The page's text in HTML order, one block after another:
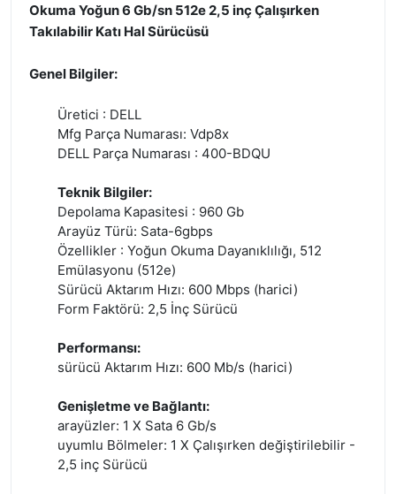
Okuma Yoğun 6 Gb/sn 512e 2,5 inç Çalışırken
Takılabilir Katı Hal Sürücüsü
Genel Bilgiler:
Üretici : DELL
Mfg Parça Numarası: Vdp8x
DELL Parça Numarası : 400-BDQU
Teknik Bilgiler:
Depolama Kapasitesi : 960 Gb
Arayüz Türü: Sata-6gbps
Özellikler : Yoğun Okuma Dayanıklılığı, 512
Emülasyonu (512e)
Sürücü Aktarım Hızı: 600 Mbps (harici)
Form Faktörü: 2,5 İnç Sürücü
Performansı:
sürücü Aktarım Hızı: 600 Mb/s (harici)
Genişletme ve Bağlantı:
arayüzler: 1 X Sata 6 Gb/s
uyumlu Bölmeler: 1 X Çalışırken değiştirilebilir -
2,5 inç Sürücü